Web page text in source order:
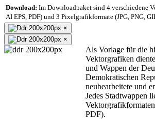
Download: Im Downloadpaket sind 4 verschiedene
AI EPS, PDF) und 3 Pixelgrafikformate (JPG, PNG,
×
×
Als Vorlage für die
Vektorgrafiken
und Wappen der
Demokratischen
neubearbeitete und
Jedes Stadtwappen
PDF).